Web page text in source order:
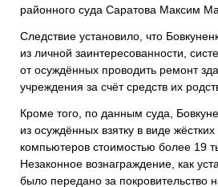
районного суда Саратова Максим
Следствие установило, что
из личной заинтересованности,
от осуждённых проводить ремонт
учреждения за счёт средств их
Кроме того, по данным суда,
из осуждённых взятку в виде
компьютеров стоимостью более 19
Незаконное вознаграждение, как
было передано за покровительство